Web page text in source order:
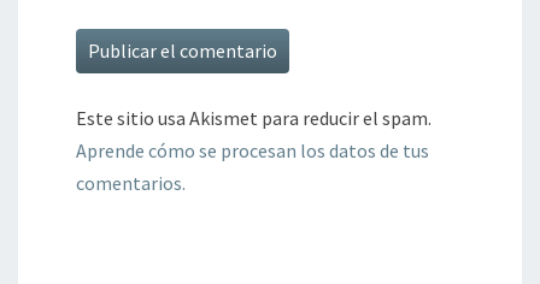
Este sitio usa Akismet para reducir el spam.
Aprende cómo se procesan los datos de tus
comentarios.